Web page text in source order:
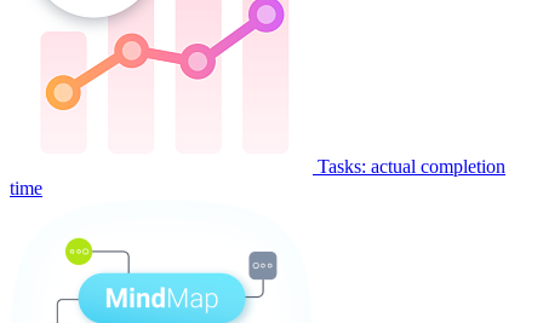
Tasks: actual completion
time